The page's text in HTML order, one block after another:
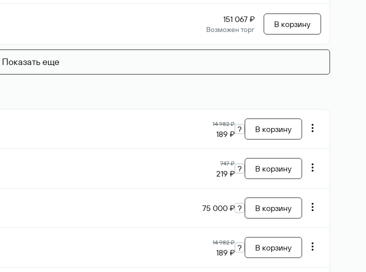
151 067 ₽
Возможен торг
В корзину
Показать еще
14 982 ₽
189 ₽ ? В корзину
747 ₽
219 ₽ ? В корзину
75 000 ₽ ? В корзину
14 982 ₽
189 ₽ ? В корзину